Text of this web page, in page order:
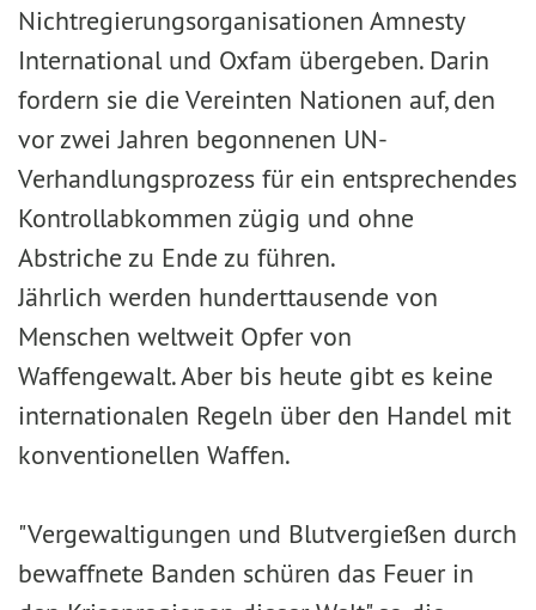
Nichtregierungsorganisationen Amnesty
International und Oxfam übergeben. Darin
fordern sie die Vereinten Nationen auf, den
vor zwei Jahren begonnenen UN-
Verhandlungsprozess für ein entsprechendes
Kontrollabkommen zügig und ohne
Abstriche zu Ende zu führen.
Jährlich werden hunderttausende von
Menschen weltweit Opfer von
Waffengewalt. Aber bis heute gibt es keine
internationalen Regeln über den Handel mit
konventionellen Waffen.
"Vergewaltigungen und Blutvergießen durch
bewaffnete Banden schüren das Feuer in